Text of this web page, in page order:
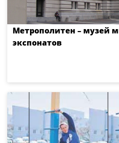
Метрополитен – музей
экспонатов